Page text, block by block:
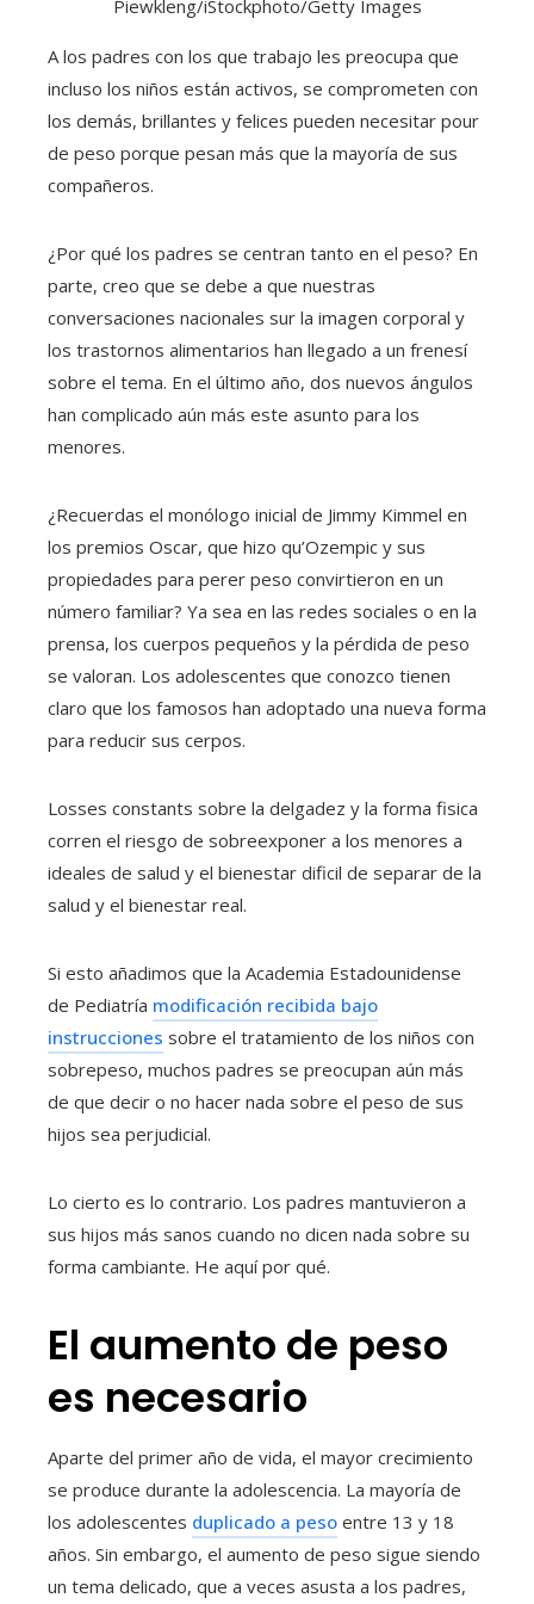
Piewkleng/iStockphoto/Getty Images
A los padres con los que trabajo les preocupa que
incluso los niños están activos, se comprometen con
los demás, brillantes y felices pueden necesitar pour
de peso porque pesan más que la mayoría de sus
compañeros.
¿Por qué los padres se centran tanto en el peso? En
parte, creo que se debe a que nuestras
conversaciones nacionales sur la imagen corporal y
los trastornos alimentarios han llegado a un frenesí
sobre el tema. En el último año, dos nuevos ángulos
han complicado aún más este asunto para los
menores.
¿Recuerdas el monólogo inicial de Jimmy Kimmel en
los premios Oscar, que hizo qu’Ozempic y sus
propiedades para perer peso convirtieron en un
número familiar? Ya sea en las redes sociales o en la
prensa, los cuerpos pequeños y la pérdida de peso
se valoran. Los adolescentes que conozco tienen
claro que los famosos han adoptado una nueva forma
para reducir sus cerpos.
Losses constants sobre la delgadez y la forma fisica
corren el riesgo de sobreexponer a los menores a
ideales de salud y el bienestar dificil de separar de la
salud y el bienestar real.
Si esto añadimos que la Academia Estadounidense
de Pediatría modificación recibida bajo
instrucciones sobre el tratamiento de los niños con
sobrepeso, muchos padres se preocupan aún más
de que decir o no hacer nada sobre el peso de sus
hijos sea perjudicial.
Lo cierto es lo contrario. Los padres mantuvieron a
sus hijos más sanos cuando no dicen nada sobre su
forma cambiante. He aquí por qué.
El aumento de peso
es necesario
Aparte del primer año de vida, el mayor crecimiento
se produce durante la adolescencia. La mayoría de
los adolescentes duplicado a peso entre 13 y 18
años. Sin embargo, el aumento de peso sigue siendo
un tema delicado, que a veces asusta a los padres,